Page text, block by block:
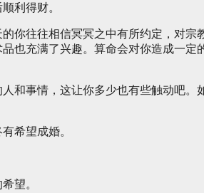
利得财。
你往往相信冥冥之中有所约定，对宗
也充满了兴趣。算命会对你造成一定
和事情，这让你多少也有些触动吧。
希望成婚。
望。